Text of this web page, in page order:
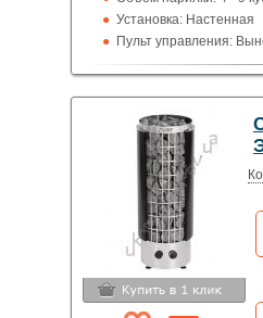
Установка: Настенная
Пульт управления:
100 град.)